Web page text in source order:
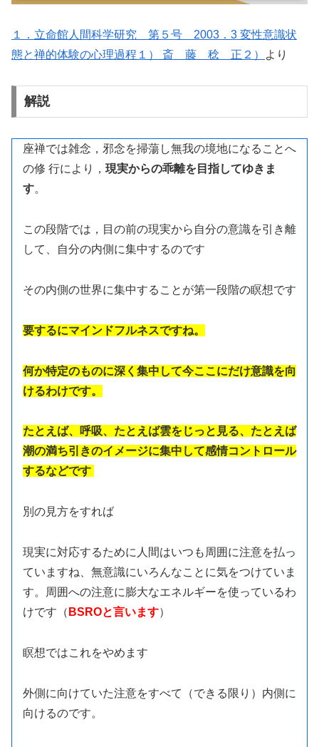
１．立命館人間科学研究 第５号 2003．3 変性意識状
態と禅的体験の心理過程１） 斎 藤 稔 正２）
より
解説
座禅では雑念，邪念を掃蕩し無我の境地になることへ
の修 行により， 現実からの乖離を目指してゆきま
す。
この段階では，目の前の現実から自分の意識を引き離
して、自分の内側に集中するのです
その内側の世界に集中することが第一段階の瞑想です
要するにマインドフルネスですね。
何か特定のものに深く集中して今ここにだけ意識を向
けるわけです。
たとえば、呼吸、たとえば雲をじっと見る、たとえば
潮の満ち引きのイメージに集中して感情コントロール
するなどです
別の見方をすれば
現実に対応するために人間はいつも周囲に注意を払っ
ていますね、無意識にいろんなことに気をつけていま
す。周囲への注意に膨大なエネルギーを使っているわ
けです（ BSROと言います）
瞑想ではこれをやめます
外側に向けていた注意をすべて（できる限り）内側に
向けるのです。